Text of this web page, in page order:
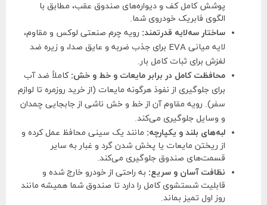
پوشش کامل کف و دیواره‌های صندوق عقب، مطابق با
الگوی فابریک خودروی شما.
ساختار سه‌لایه قدرتمند: رویه چرم صنعتی لوکس و مقاوم،
لایه میانی EVA برای جذب ضربه و عایق صدا، و زیره ضد
لغزش برای ثبات کامل بار.
محافظت کامل در برابر مایعات و خط و خش: کاملاً ضد آب
برای جلوگیری از نفوذ هرگونه مایعات (از خرید روزمره تا لوازم
سفر). رویه مقاوم آن از خط و خش ناشی از جابجایی چمدان
و وسایل جلوگیری می‌کند.
لبه‌های بلند و یکپارچه: مانند یک سینی محافظ عمل کرده و
از ریختن مایعات یا پخش شدن گرد و غبار به سایر
قسمت‌های صندوق جلوگیری می‌کند.
نظافت آسان و سریع: به راحتی از خودرو خارج شده و
قابلیت شستشوی کامل را دارد تا صندوق شما همیشه مانند
روز اول تمیز بماند.